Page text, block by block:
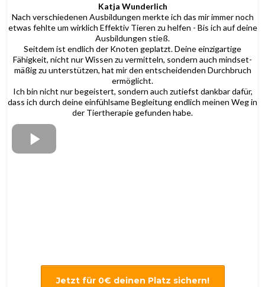
Katja Wunderlich
Nach verschiedenen Ausbildungen merkte ich das mir immer noch
etwas fehlte um wirklich Effektiv Tieren zu helfen - Bis ich auf deine
Ausbildungen stieß.
Seitdem ist endlich der Knoten geplatzt. Deine einzigartige
Fähigkeit, nicht nur Wissen zu vermitteln, sondern auch mindset-
mäßig zu unterstützen, hat mir den entscheidenden Durchbruch
ermöglicht.
Ich bin nicht nur begeistert, sondern auch zutiefst dankbar dafür,
dass ich durch deine einfühlsame Begleitung endlich meinen Weg in
der Tiertherapie gefunden habe.
Jetzt für 0€ deinen Platz sichern!